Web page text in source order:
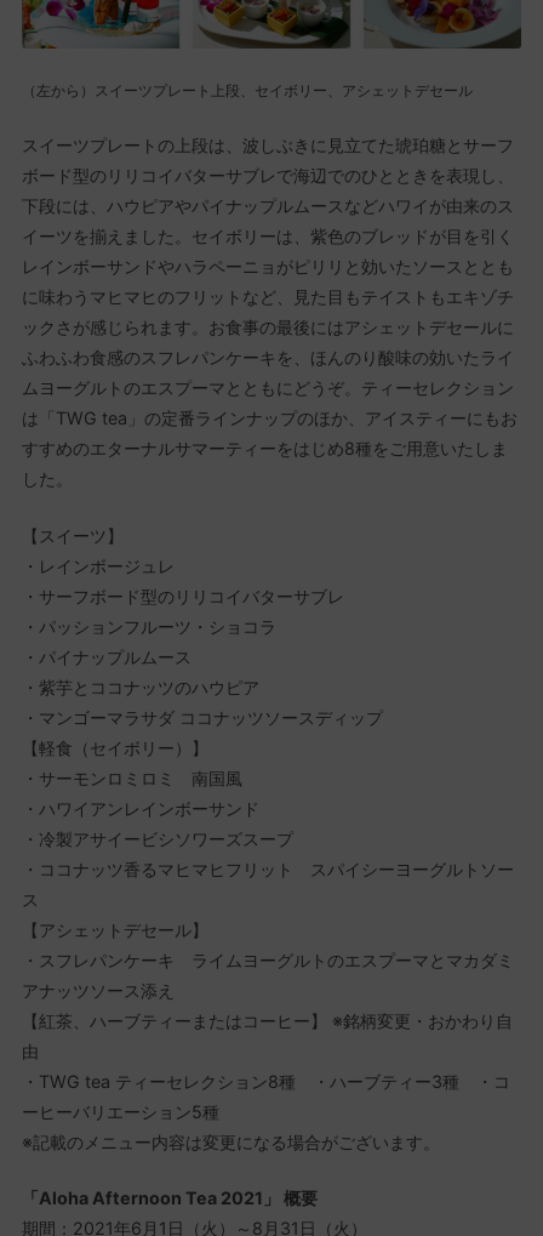
（左から）スイーツプレート上段、セイボリー、アシェットデセール
スイーツプレートの上段は、波しぶきに見立てた琥珀糖とサーフ
ボード型のリリコイバターサブレで海辺でのひとときを表現し、
下段には、ハウピアやパイナップルムースなどハワイが由来のス
イーツを揃えました。セイボリーは、紫色のブレッドが目を引く
レインボーサンドやハラペーニョがピリリと効いたソースととも
に味わうマヒマヒのフリットなど、見た目もテイストもエキゾチ
ックさが感じられます。お食事の最後にはアシェットデセールに
ふわふわ食感のスフレパンケーキを、ほんのり酸味の効いたライ
ムヨーグルトのエスプーマとともにどうぞ。ティーセレクション
は「TWG tea」の定番ラインナップのほか、アイスティーにもお
すすめのエターナルサマーティーをはじめ8種をご用意いたしま
した。
【スイーツ】
・レインボージュレ
・サーフボード型のリリコイバターサブレ
・パッションフルーツ・ショコラ
・パイナップルムース
・紫芋とココナッツのハウピア
・マンゴーマラサダ ココナッツソースディップ
【軽食（セイボリー）】
・サーモンロミロミ 南国風
・ハワイアンレインボーサンド
・冷製アサイービシソワーズスープ
・ココナッツ香るマヒマヒフリット スパイシーヨーグルトソー
ス
【アシェットデセール】
・スフレパンケーキ ライムヨーグルトのエスプーマとマカダミ
アナッツソース添え
【紅茶、ハーブティーまたはコーヒー】 ※銘柄変更・おかわり自
由
・TWG tea ティーセレクション8種 ・ハーブティー3種 ・コ
ーヒーバリエーション5種
※記載のメニュー内容は変更になる場合がございます。
「Aloha Afternoon Tea 2021」 概要
期間：2021年6月1日（火）～8月31日（火）